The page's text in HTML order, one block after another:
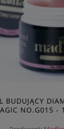
BUDUJĄCY
NO.G015 -